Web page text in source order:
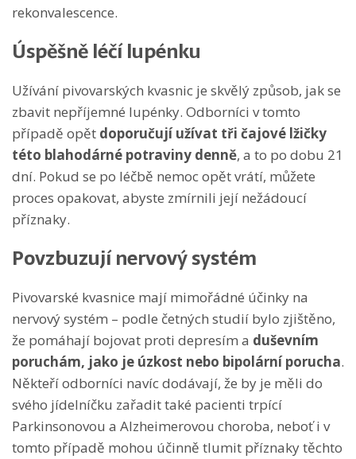
rekonvalescence.
Úspěšně léčí lupénku
Užívání pivovarských kvasnic je skvělý způsob, jak se
zbavit nepříjemné lupénky. Odborníci v tomto
případě opět doporučují užívat tři čajové lžičky
této blahodárné potraviny denně, a to po dobu 21
dní. Pokud se po léčbě nemoc opět vrátí, můžete
proces opakovat, abyste zmírnili její nežádoucí
příznaky.
Povzbuzují nervový systém
Pivovarské kvasnice mají mimořádné účinky na
nervový systém – podle četných studií bylo zjištěno,
že pomáhají bojovat proti depresím a duševním
poruchám, jako je úzkost nebo bipolární porucha.
Někteří odborníci navíc dodávají, že by je měli do
svého jídelníčku zařadit také pacienti trpící
Parkinsonovou a Alzheimerovou choroba, neboť i v
tomto případě mohou účinně tlumit příznaky těchto